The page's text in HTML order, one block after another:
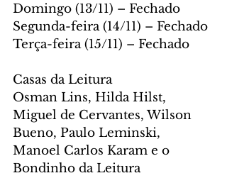
Domingo (13/11) – Fechado
Segunda-feira (14/11) – Fechado
Terça-feira (15/11) – Fechado
Casas da Leitura
Osman Lins, Hilda Hilst,
Miguel de Cervantes, Wilson
Bueno, Paulo Leminski,
Manoel Carlos Karam e o
Bondinho da Leitura